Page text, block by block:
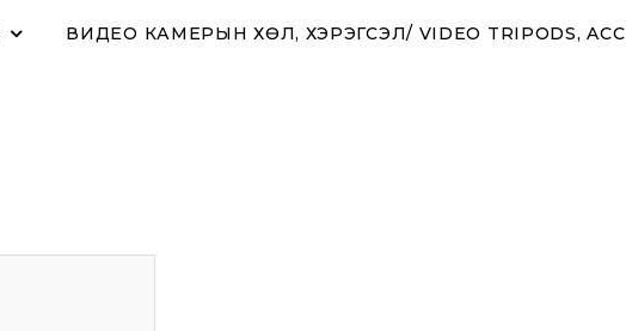
ВИДЕО КАМЕРЫН ХӨЛ, ХЭРЭГСЭЛ/ VIDEO TRIPODS,